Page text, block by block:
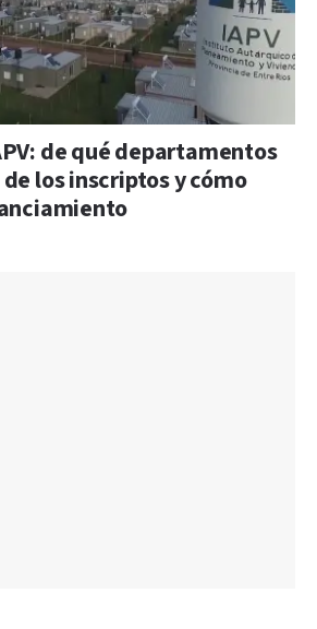
de qué departamentos
los inscriptos y cómo